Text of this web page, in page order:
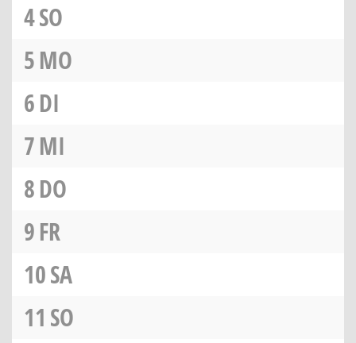
4SO
5MO
6DI
7MI
8DO
9FR
10SA
11 SO